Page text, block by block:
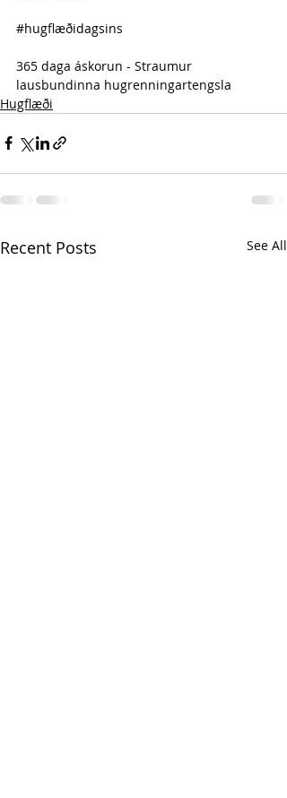
#hugflæðidagsins
365 daga áskorun - Straumur
lausbundinna hugrenningartengsla
Hugflæði
Recent Posts See All